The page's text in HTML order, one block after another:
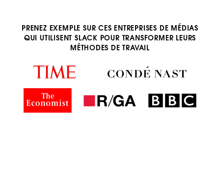
PRENEZ EXEMPLE SUR CES ENTREPRISES DE MÉDIAS
QUI UTILISENT SLACK POUR TRANSFORMER LEURS
MÉTHODES DE TRAVAIL